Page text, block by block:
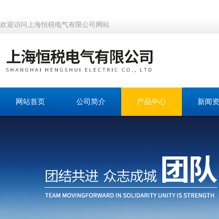
欢迎访问上海恒税电气有限公司网站
网站首页 公司简介 产品中心 新闻